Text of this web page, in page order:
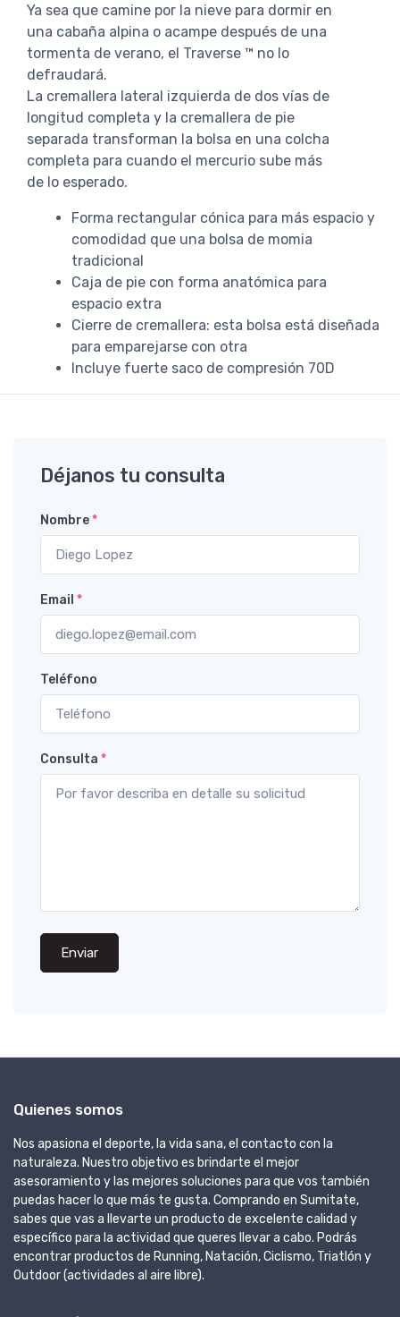
Ya sea que camine por la nieve para dormir en
una cabaña alpina o acampe después de una
tormenta de verano, el Traverse ™ no lo
defraudará.
La cremallera lateral izquierda de dos vías de
longitud completa y la cremallera de pie
separada transforman la bolsa en una colcha
completa para cuando el mercurio sube más
de lo esperado.
Forma rectangular cónica para más espacio y
comodidad que una bolsa de momia
tradicional
Caja de pie con forma anatómica para
espacio extra
Cierre de cremallera: esta bolsa está diseñada
para emparejarse con otra
Incluye fuerte saco de compresión 70D
Déjanos tu consulta
Nombre*
Email *
Teléfono
Consulta *
Enviar
Quienes somos
Nos apasiona el deporte, la vida sana, el contacto con la
naturaleza. Nuestro objetivo es brindarte el mejor
asesoramiento y las mejores soluciones para que vos también
puedas hacer lo que más te gusta. Comprando en Sumitate,
sabes que vas a llevarte un producto de excelente calidad y
específico para la actividad que queres llevar a cabo. Podrás
encontrar productos de Running, Natación, Ciclismo, Triatlón y
Outdoor (actividades al aire libre).